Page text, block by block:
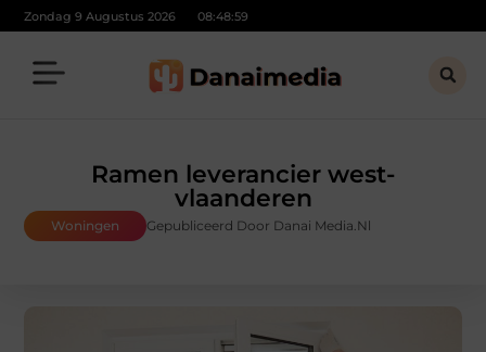
Zondag 9 Augustus 2026 08:49:00
Ramen leverancier west-
vlaanderen
Woningen Gepubliceerd Door Danai Media.nl